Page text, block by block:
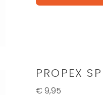
PROPEX
€ 9,95